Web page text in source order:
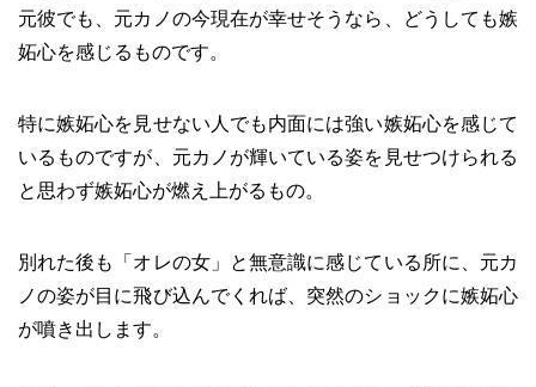
元彼でも、元カノの今現在が幸せそうなら、どうしても嫉
妬心を感じるものです。
特に嫉妬心を見せない人でも内面には強い嫉妬心を感じて
いるものですが、元カノが輝いている姿を見せつけられる
と思わず嫉妬心が燃え上がるもの。
別れた後も「オレの女」と無意識に感じている所に、元カ
ノの姿が目に飛び込んでくれば、突然のショックに嫉妬心
が噴き出します。